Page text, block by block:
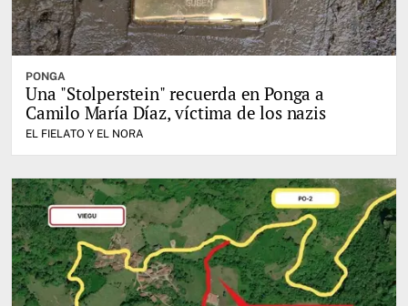
PONGA
Una "Stolperstein" recuerda en Ponga a
Camilo María Díaz, víctima de los nazis
EL FIELATO Y EL NORA